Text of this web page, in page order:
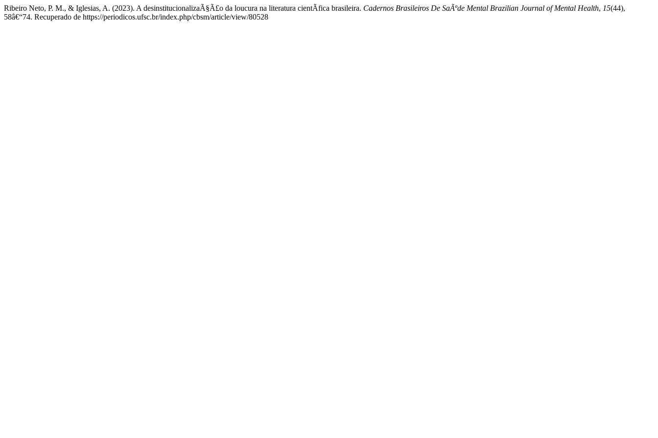
Ribeiro Neto, P. M., & Iglesias, A. (2023). A desinstitucionalizaÃ§Ã£o da loucura na literatura cientÃ­fica brasileira. Cadernos Brasileiros De SaÃºde Mental Brazilian Journal of Mental Health, 15(44),
58â€“74. Recuperado de https://periodicos.ufsc.br/index.php/cbsm/article/view/80528